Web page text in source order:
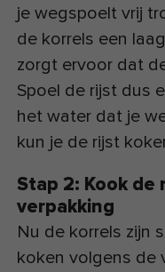
je wegspoelt vrij
de korrels een
zorgt ervoor dat
Spoel de rijst dus
het water dat je
kun je de rijst
Stap 2: Kook
verpakking
Nu de korrels zijn
koken volgens de